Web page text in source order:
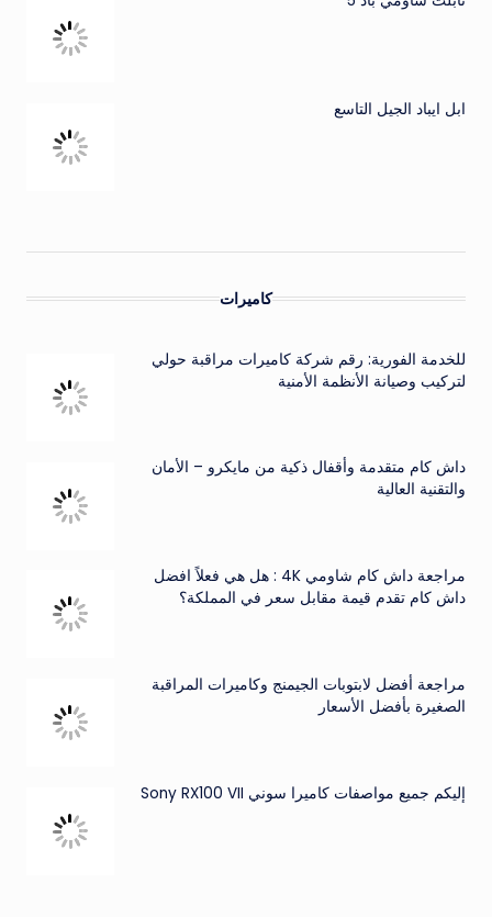
ابل ايباد الجيل التاسع
كاميرات
للخدمة الفورية: رقم شركة كاميرات مراقبة حولي
لتركيب وصيانة الأنظمة الأمنية
داش كام متقدمة وأقفال ذكية من مايكرو – الأمان
والتقنية العالية
مراجعة داش كام شاومي 4K : هل هي فعلاً افضل
داش كام تقدم قيمة مقابل سعر في المملكة؟
مراجعة أفضل لابتوبات الجيمنج وكاميرات المراقبة
الصغيرة بأفضل الأسعار
إليكم جميع مواصفات كاميرا سوني Sony RX100 VII